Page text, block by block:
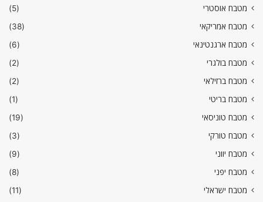
מטבח אוסטרי
(5)
מטבח אמריקאי
(38)
מטבח ארגנטינאי
(6)
מטבח בולגרי
(2)
מטבח ברזילאי
(2)
מטבח בריטי
(1)
מטבח טוניסאי
(19)
מטבח טורקי
(3)
מטבח יווני
(9)
מטבח יפני
(8)
מטבח ישראלי
(11)